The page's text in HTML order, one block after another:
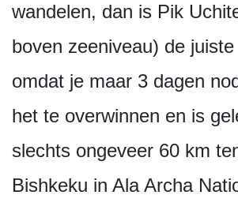
wandelen, dan is Pik
boven zeeniveau) de
omdat je maar 3 dagen
het te overwinnen en is
slechts ongeveer 60 km
Bishkeku in Ala Archa